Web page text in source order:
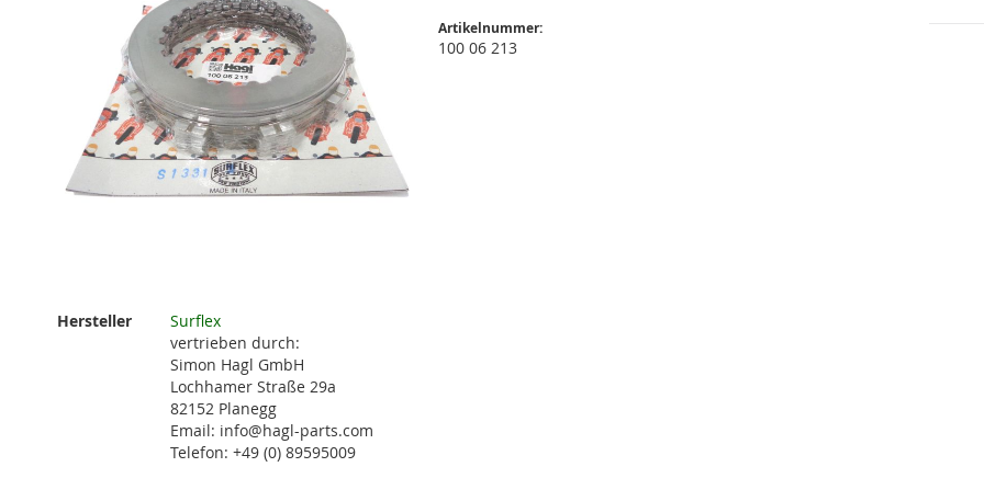
der
Artikelnummer:
100 06 213
Weitere
Hersteller
Surflex
vertrieben durch:
Simon Hagl GmbH
Lochhamer Straße 29a
82152 Planegg
Email: info@hagl-parts.com
Telefon: +49 (0) 89595009